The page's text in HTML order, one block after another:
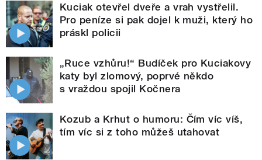
Kuciak otevřel dveře a vrah vystřelil.
Pro peníze si pak dojel k muži, který ho
práskl policii
„Ruce vzhůru!“ Budíček pro Kuciakovy
katy byl zlomový, poprvé někdo
s vraždou spojil Kočnera
Kozub a Krhut o humoru: Čím víc víš,
tím víc si z toho můžeš utahovat